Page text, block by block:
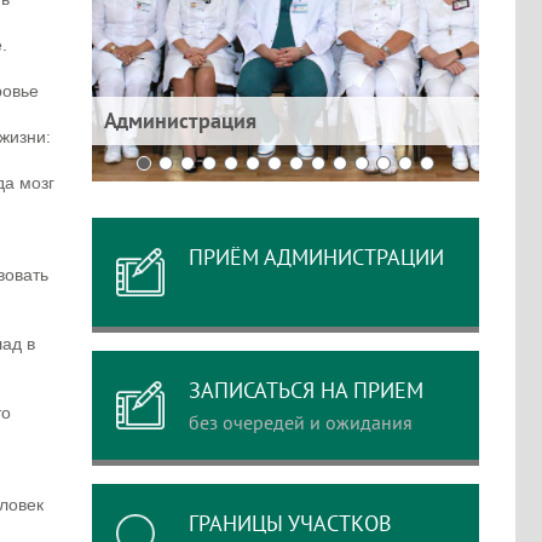
мoзг
в
Администрация
ПРИЁМ АДМИНИСТРАЦИИ
ЗАПИСАТЬСЯ НА ПРИЕМ
без очередей и ожидания
ГРАНИЦЫ УЧАСТКОВ